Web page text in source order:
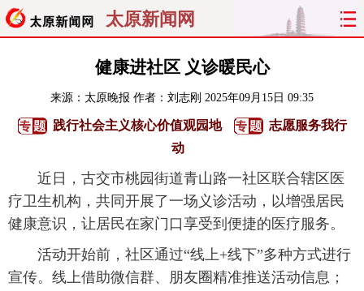
太原新闻网
聚焦 太原
经济 关注 文明 出行
旅游 理财 政务 教育
看天下 晋月读 最太原 网罗民生
太原日报 太原晚报
健康进社区 义诊暖民心
来源： 太原晚报 作者：刘志刚 2025年09月15日 09:35
践行社会主义核心价值观园地
志愿服务我行
动
近日，古交市桃园街道青山路一社区联合辖区医
疗卫生机构，共同开展了一场义诊活动，以增强居民
健康意识，让居民在家门口享受到便捷的医疗服务。
活动开始前，社区通过“线上+线下”多种方式进行
宣传。线上借助微信群、朋友圈精准推送活动信息；